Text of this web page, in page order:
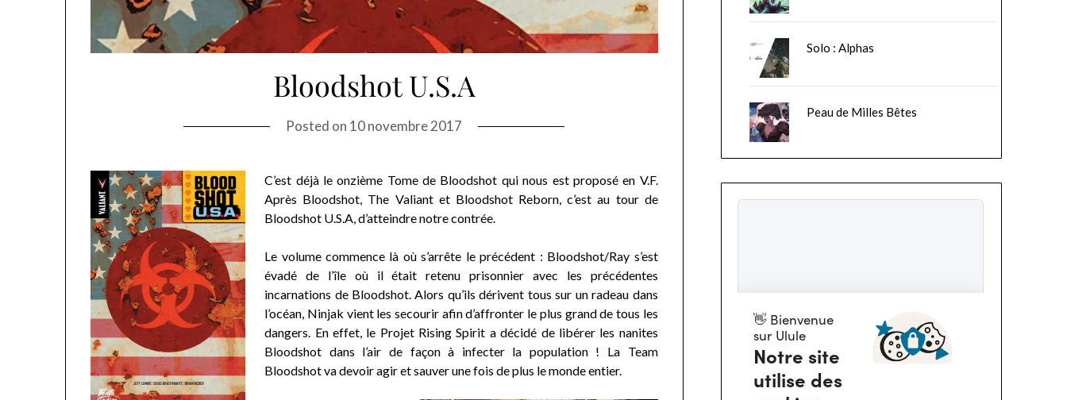
Bloodshot U.S.A
Posted on 10 novembre 2017
C’est déjà le onzième Tome de Bloodshot qui nous est proposé en V.F.
Après Bloodshot, The Valiant et Bloodshot Reborn, c’est au tour de
Bloodshot U.S.A, d’atteindre notre contrée.
Le volume commence là où s’arrête le précédent : Bloodshot/Ray s’est
évadé de l’île où il était retenu prisonnier avec les précédentes
incarnations de Bloodshot. Alors qu’ils dérivent tous sur un radeau dans
l’océan, Ninjak vient les secourir afin d’affronter le plus grand de tous les
dangers. En effet, le Projet Rising Spirit a décidé de libérer les nanites
Bloodshot dans l’air de façon à infecter la population ! La Team
Bloodshot va devoir agir et sauver une fois de plus le monde entier.
Solo : Alphas
Peau de Milles Bêtes